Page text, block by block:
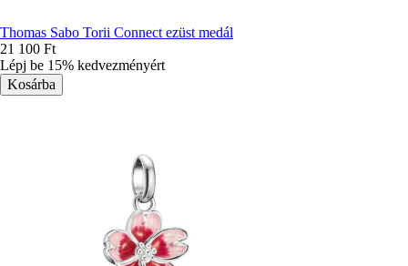
Thomas Sabo Torii Connect ezüst medál
21 100 Ft
Lépj be 15% kedvezményért